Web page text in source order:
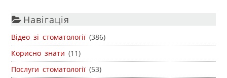
Навігація
Відео зі стоматології (386)
Корисно знати (11)
Послуги стоматології (53)